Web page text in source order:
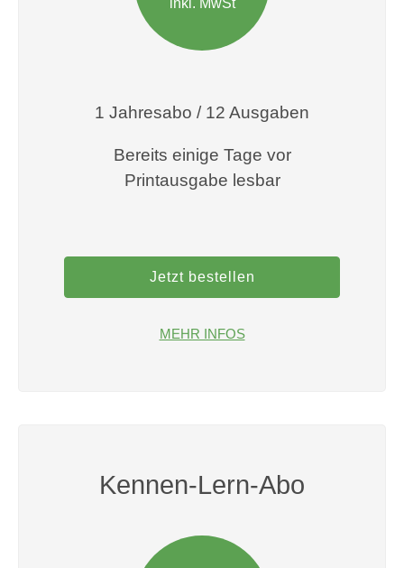
1 Jahresabo / 12 Ausgaben
Bereits einige Tage vor
Printausgabe lesbar
Jetzt bestellen
MEHR INFOS
Kennen-Lern-Abo